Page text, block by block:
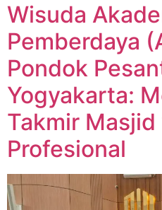
Wisuda
Pemberdaya
Pondok
Yogyakarta:
Takmir Masjid
Profesional